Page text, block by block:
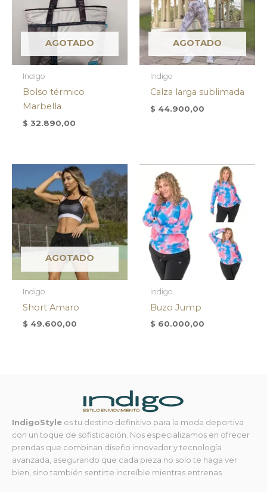
AGOTADO
Indigo
Bolso térmico
Marbella
$ 32.890,00
AGOTADO
Indigo
Calza larga sublimada
$ 44.900,00
AGOTADO
Indigo
Short Amaro
$ 49.600,00
Indigo
Buzo Jump
$ 60.000,00
IndigoStyle es tu destino definitivo para la moda deportiva
con un toque de sofisticación. Nos especializamos en ofrecer
prendas que combinan diseño innovador y tecnología
avanzada, asegurando que cada pieza no solo te haga ver
bien, sino también sentirte increíble mientras entrenas